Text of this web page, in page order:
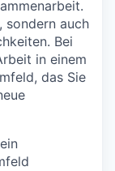
sondern auch
Bei
in einem
das Sie